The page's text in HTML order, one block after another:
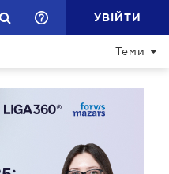
УВІЙТИ
Теми